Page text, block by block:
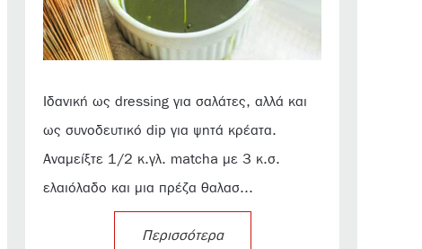
Ιδανική ως dressing για σαλάτες, αλλά και
ως συνοδευτικό dip για ψητά κρέατα.
Αναμείξτε 1/2 κ.γλ. matcha με 3 κ.σ.
ελαιόλαδο και μια πρέζα θαλασ...
Περισσότερα